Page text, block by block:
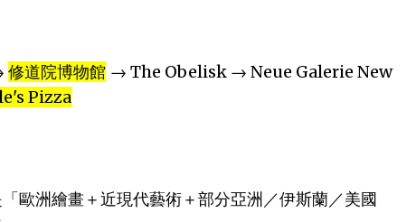
修道院博物館 → The Obelisk → Neue Galerie New
Pizza
歐洲繪畫＋近現代藝術＋部分亞洲／伊斯蘭／美國